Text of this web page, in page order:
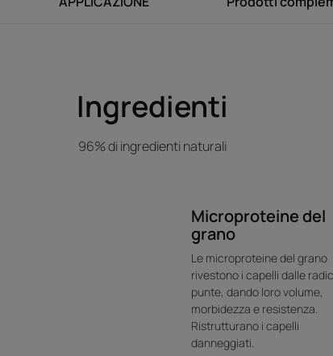
contiene
essenziali, acidi
Un trattamento di bellezza essenziale per
non grassa, ricca e vellutata, senza
Ingredienti
96% di ingredienti naturali
Microproteine del
grano
Le microproteine del grano
rivestono i capelli dalle
punte, dando loro volume,
morbidezza e resistenza.
Ristrutturano i capelli
danneggiati.